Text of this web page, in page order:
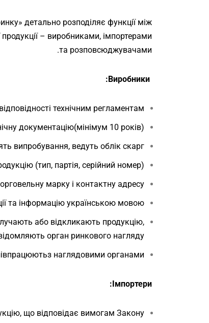
детально розподіляє функції між
– виробниками, імпортерами
та розповсюджувачами.
технічним регламентам.
документацію(мінімум 10 років).
випробування, ведуть облік скарг.
(тип, партія, серійний номер).
марку і контактну адресу.
та інформацію українською мовою.
або відкликають продукцію,
орган ринкового нагляду.
наглядовими органами.
Імпортери:
що відповідає вимогам Закону.